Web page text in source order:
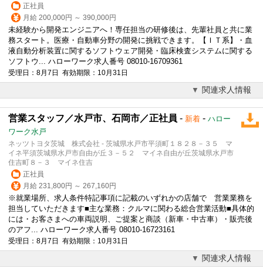
正社員
月給 200,000円 ～ 390,000円
未経験から開発エンジニアへ！専任担当の研修後は、先輩社員と共に業
務スタート。医療・自動車分野の開発に挑戦できます。【ＩＴ系】・血
液自動分析装置に関するソフトウェア開発・臨床検査システムに関する
ソフトウ... ハローワーク求人番号 08010-16709361
受理日：8月7日 有効期限：10月31日
関連求人情報
営業スタッフ／水戸市、石岡市／正社員 - 新着 - ハロー
ワーク水戸
ネッツトヨタ茨城 株式会社 - 茨城県水戸市平須町１８２８－３５ マ
イネ平須茨城県水戸市自由が丘３－５２ マイネ自由が丘茨城県水戸市
住吉町８－３ マイネ住吉
正社員
月給 231,800円 ～ 267,160円
※就業場所、求人条件特記事項に記載のいずれかの店舗で 営業業務を
担当していただきます■主な業務：クルマに関わる総合営業活動■具体的
には・お客さまへの車両説明、ご提案と商談（新車・中古車）・販売後
のアフ... ハローワーク求人番号 08010-16723161
受理日：8月7日 有効期限：10月31日
関連求人情報